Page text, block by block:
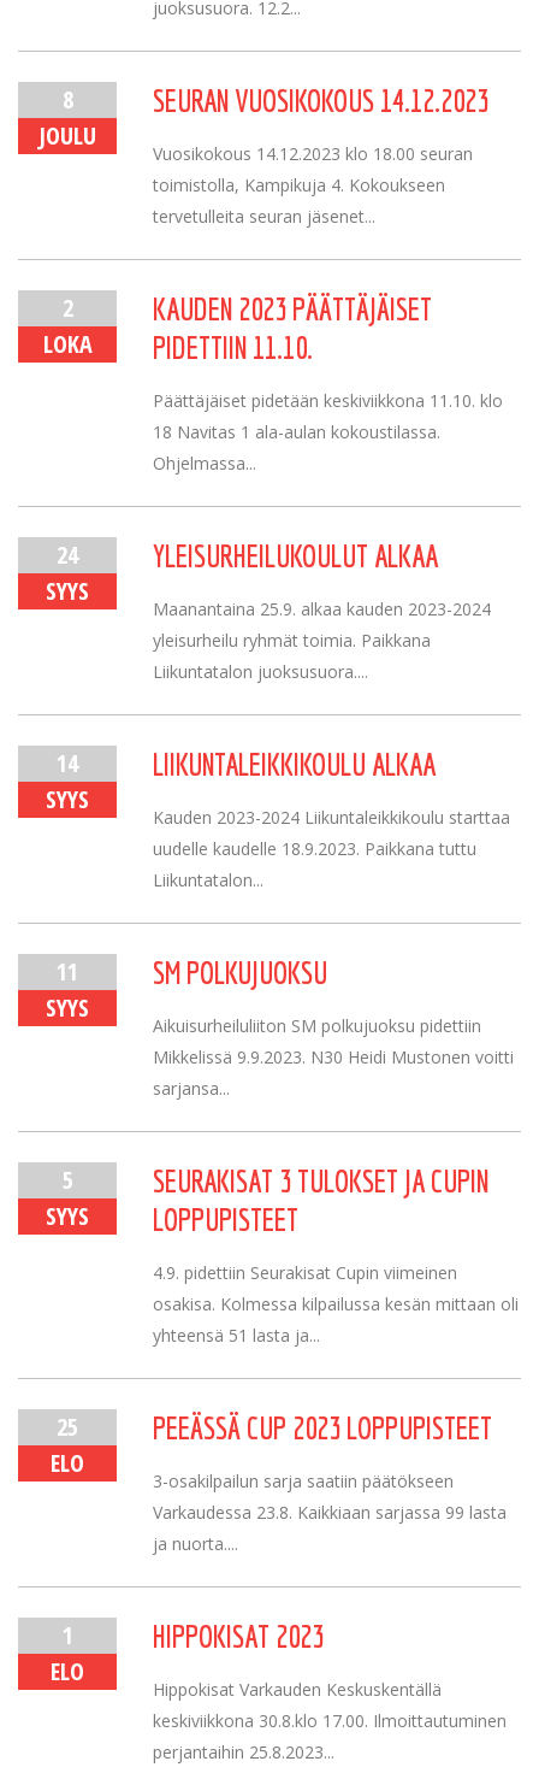
juoksusuora. 12.2...
8
JOULU
SEURAN VUOSIKOKOUS 14.12.2023
Vuosikokous 14.12.2023 klo 18.00 seuran
toimistolla, Kampikuja 4. Kokoukseen
tervetulleita seuran jäsenet...
2
LOKA
KAUDEN 2023 PÄÄTTÄJÄISET
PIDETTIIN 11.10.
Päättäjäiset pidetään keskiviikkona 11.10. klo
18 Navitas 1 ala-aulan kokoustilassa.
Ohjelmassa...
24
SYYS
YLEISURHEILUKOULUT ALKAA
Maanantaina 25.9. alkaa kauden 2023-2024
yleisurheilu ryhmät toimia. Paikkana
Liikuntatalon juoksusuora....
14
SYYS
LIIKUNTALEIKKIKOULU ALKAA
Kauden 2023-2024 Liikuntaleikkikoulu starttaa
uudelle kaudelle 18.9.2023. Paikkana tuttu
Liikuntatalon...
11
SYYS
SM POLKUJUOKSU
Aikuisurheiluliiton SM polkujuoksu pidettiin
Mikkelissä 9.9.2023. N30 Heidi Mustonen voitti
sarjansa...
5
SYYS
SEURAKISAT 3 TULOKSET JA CUPIN
LOPPUPISTEET
4.9. pidettiin Seurakisat Cupin viimeinen
osakisa. Kolmessa kilpailussa kesän mittaan oli
yhteensä 51 lasta ja...
25
ELO
PEEÄSSÄ CUP 2023 LOPPUPISTEET
3-osakilpailun sarja saatiin päätökseen
Varkaudessa 23.8. Kaikkiaan sarjassa 99 lasta
ja nuorta....
1
ELO
HIPPOKISAT 2023
Hippokisat Varkauden Keskuskentällä
keskiviikkona 30.8.klo 17.00. Ilmoittautuminen
perjantaihin 25.8.2023...